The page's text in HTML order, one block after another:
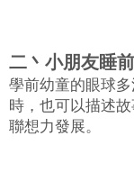
二丶小朋友睡
學前幼童的眼球
時，也可以描述
聯想力發展。